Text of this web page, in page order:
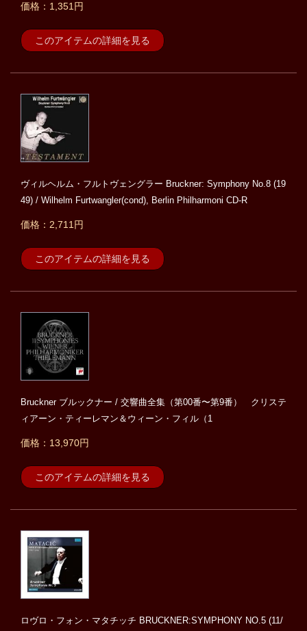
価格：1,351円
このアイテムの詳細を見る
ヴィルヘルム・フルトヴェングラー Bruckner: Symphony No.8 (19
49) / Wilhelm Furtwangler(cond), Berlin Philharmoni CD-R
価格：2,711円
このアイテムの詳細を見る
Bruckner ブルックナー / 交響曲全集（第00番〜第9番） クリステ
ィアーン・ティーレマン＆ウィーン・フィル（1
価格：13,970円
このアイテムの詳細を見る
ロヴロ・フォン・マタチッチ BRUCKNER:SYMPHONY NO.5 (11/